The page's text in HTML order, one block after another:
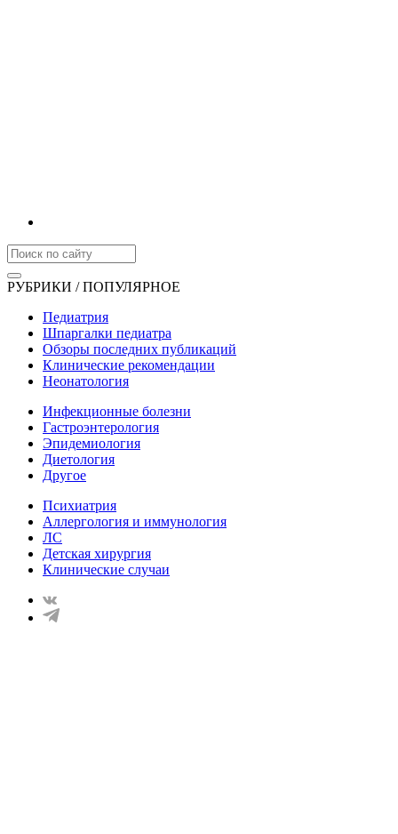
РУБРИКИ / ПОПУЛЯРНОЕ
Педиатрия
Шпаргалки педиатра
Обзоры последних публикаций
Клинические рекомендации
Неонатология
Инфекционные болезни
Гастроэнтерология
Эпидемиология
Диетология
Другое
Психиатрия
Аллергология и иммунология
ЛС
Детская хирургия
Клинические случаи